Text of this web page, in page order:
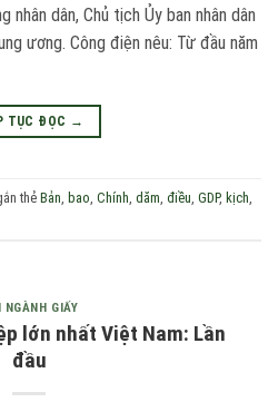
nhân dân, Chủ tịch Ủy ban nhân dân
ương. Công điện nêu: Từ đầu năm
TỤC ĐỌC →
thẻ Bản bao Chính dăm điều GDP, kịch
NGÀNH GIẤY
lớn nhất Việt Nam: Lần
đầu